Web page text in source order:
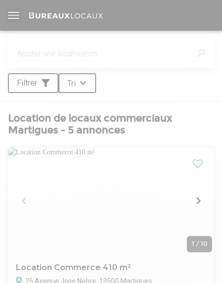
Filtrer Tri
Location de locaux commerciaux
Martigues - 5 annonces
1 / 10
Location Commerce 410 m²
25 Avenue Jose Nobre, 13500 Martigues